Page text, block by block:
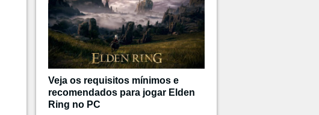
Veja os requisitos mínimos e
recomendados para jogar Elden
Ring no PC